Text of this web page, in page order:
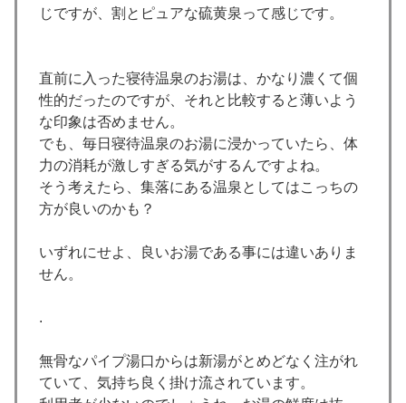
じですが、割とピュアな硫黄泉って感じです。
直前に入った寝待温泉のお湯は、かなり濃くて個
性的だったのですが、それと比較すると薄いよう
な印象は否めません。
でも、毎日寝待温泉のお湯に浸かっていたら、体
力の消耗が激しすぎる気がするんですよね。
そう考えたら、集落にある温泉としてはこっちの
方が良いのかも？
いずれにせよ、良いお湯である事には違いありま
せん。
.
無骨なパイプ湯口からは新湯がとめどなく注がれ
ていて、気持ち良く掛け流されています。